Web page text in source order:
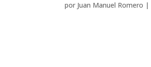
por Juan Manuel Romero |